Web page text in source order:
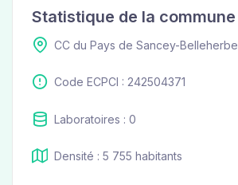
Statistique de la commune
CC du Pays de Sancey-Belleherbe
Code ECPCI : 242504371
Laboratoires : 0
Densité : 5 755 habitants